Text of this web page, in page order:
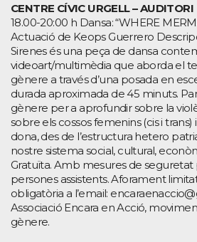
CENTRE CÍVIC URGELL – AUDITORI
18.00-20:00 h Dansa: “WHERE
Actuació de Keops Guerrero
Sirenes és una peça de dansa
videoart/multimèdia que aborda el
gènere a través d’una posada en
durada aproximada de 45 minuts.
gènere per a aprofundir sobre la
sobre els cossos femenins (cis i
dona, des de l’estructura hetero
nostre sistema social, cultural,
Gratuïta. Amb mesures de seguretat
persones assistents. Aforament
obligatòria a l’email:
Associació Encara en Acció,
gènere.